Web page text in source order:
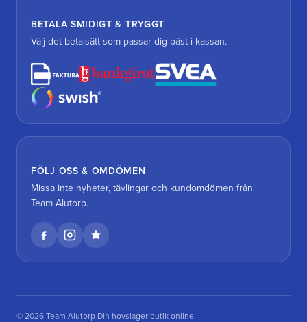
BETALA SMIDIGT & TRYGGT
Välj det betalsätt som passar dig bäst i kassan.
FÖLJ OSS & OMDÖMEN
Missa inte nyheter, tävlingar och kundomdömen från
Team Alutorp.
© 2026 Team Alutorp Din hovslageributik online